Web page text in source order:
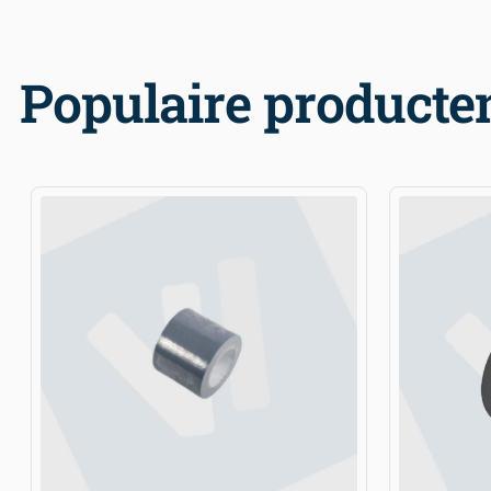
Populaire